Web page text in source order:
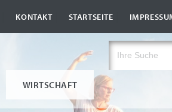
KONTAKT| STARTSEITE
WIRTSCHAFT